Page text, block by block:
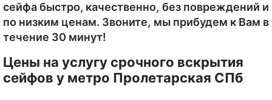
сейфа быстро, качественно, без повреждений и
по низким ценам. Звоните, мы прибудем к Вам в
течение 30 минут!
Цены на услугу срочного вскрытия
сейфов у метро Пролетарская СПб